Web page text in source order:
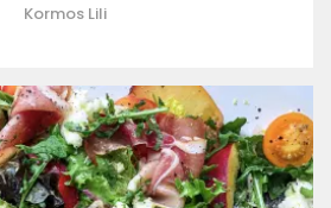
Kormos Lili